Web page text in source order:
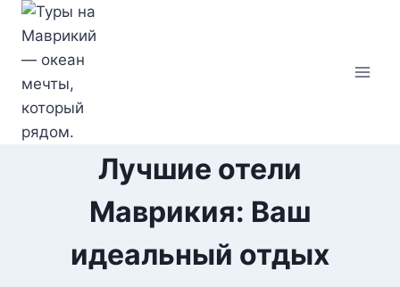
Перейти
содержимому
Лучшие отели
Маврикия: Ваш
идеальный отдых